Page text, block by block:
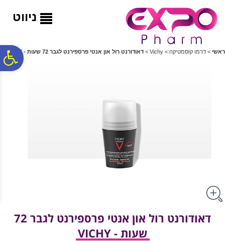
ניווט
ראשי > דרמו קוסמטיקה >
Vichy
> דאודורנט רול און אנטי פרספירנט לגבר 72 שעות - VICHY
דאודורנט רול און אנטי פרספירנט לגבר 72
שעות - VICHY